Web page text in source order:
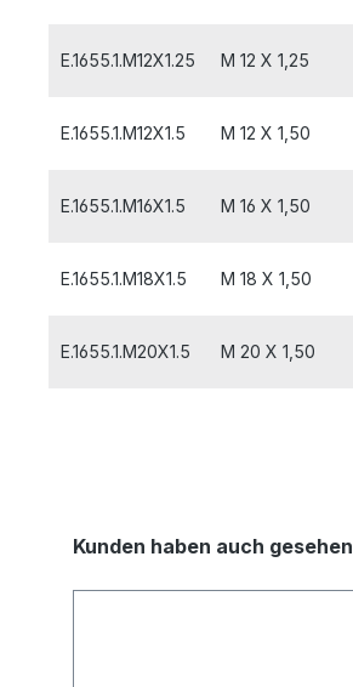
E.1655.1.M12X1.25 M 12 X 1,25
E.1655.1.M12X1.5 M 12 X 1,50
E.1655.1.M16X1.5 M 16 X 1,50
E.1655.1.M18X1.5 M 18 X 1,50
E.1655.1.M20X1.5 M 20 X 1,50
Kunden haben auch gesehen